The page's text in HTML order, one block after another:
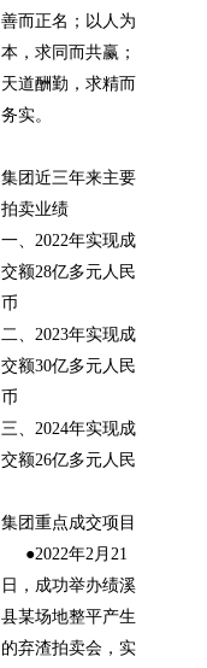
善而正名；以人为
本，求同而共赢；
天道酬勤，求精而
务实。
集团近三年来主要
拍卖业绩
一、2022年实现成
交额28亿多元人民
币
二、2023年实现成
交额30亿多元人民
币
三、2024年实现成
交额26亿多元人民
集团重点成交项目
●2022年2月21
日，成功举办绩溪
县某场地整平产生
的弃渣拍卖会，实